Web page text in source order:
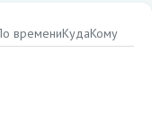
времениКудаКому